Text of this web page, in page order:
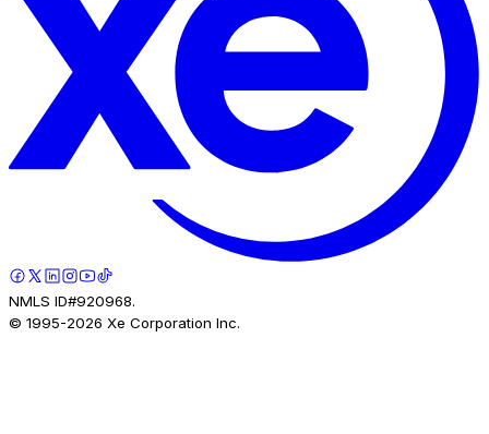
NMLS ID#920968.
© 1995-2026 Xe Corporation Inc.